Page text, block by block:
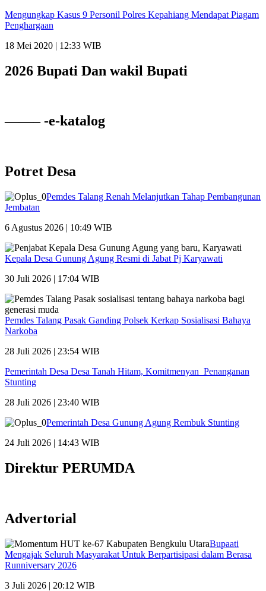
Mengungkap Kasus 9 Personil Polres Kepahiang Mendapat Piagam
Penghargaan
18 Mei 2020 | 12:33 WIB
2026 Bupati Dan wakil Bupati
——– -e-katalog
Potret Desa
Pemdes Talang Renah Melanjutkan Tahap Pembangunan
Jembatan
6 Agustus 2026 | 10:49 WIB
Kepala Desa Gunung Agung Resmi di Jabat Pj Karyawati
30 Juli 2026 | 17:04 WIB
Pemdes Talang Pasak Ganding Polsek Kerkap Sosialisasi Bahaya
Narkoba
28 Juli 2026 | 23:54 WIB
Pemerintah Desa Desa Tanah Hitam, Komitmenyan Penanganan
Stunting
28 Juli 2026 | 23:40 WIB
Pemerintah Desa Gunung Agung Rembuk Stunting
24 Juli 2026 | 14:43 WIB
Direktur PERUMDA
Advertorial
Bupaati
Mengajak Seluruh Masyarakat Untuk Berpartisipasi dalam Berasa
Runniversary 2026
3 Juli 2026 | 20:12 WIB